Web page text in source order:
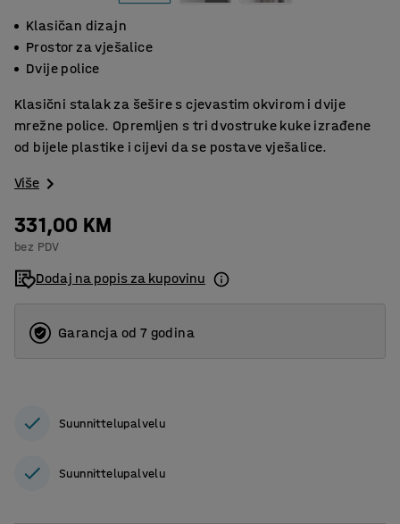
Klasičan dizajn
Prostor za vješalice
Dvije police
Klasični stalak za šešire s cjevastim okvirom i dvije
mrežne police. Opremljen s tri dvostruke kuke izrađene
od bijele plastike i cijevi da se postave vješalice.
Više
331,00 KM
bez PDV
Dodaj na popis za kupovinu
Garancja od 7 godina
Suunnittelupalvelu
Suunnittelupalvelu